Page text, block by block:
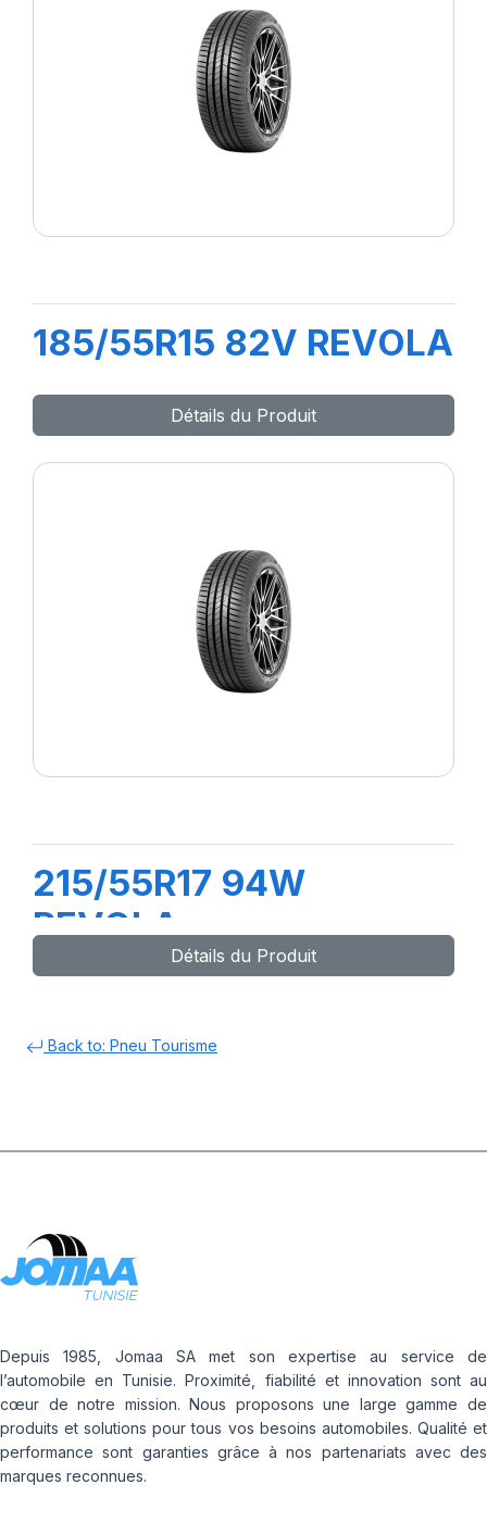
185/55R15 82V REVOLA
Détails du Produit
215/55R17 94W
REVOLA
Détails du Produit
Back to: Pneu Tourisme
Depuis 1985, Jomaa SA met son expertise au service de
l’automobile en Tunisie. Proximité, fiabilité et innovation sont au
cœur de notre mission. Nous proposons une large gamme de
produits et solutions pour tous vos besoins automobiles. Qualité et
performance sont garanties grâce à nos partenariats avec des
marques reconnues.